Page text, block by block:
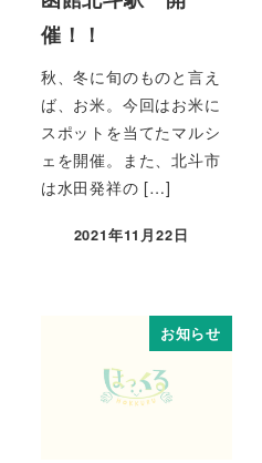
催！！
秋、冬に旬のものと言え
ば、お米。今回はお米に
スポットを当てたマルシ
ェを開催。また、北斗市
は水田発祥の […]
2021年11月22日
お知らせ